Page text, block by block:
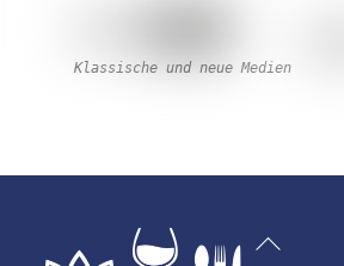
Klassische und neue Medien
Back